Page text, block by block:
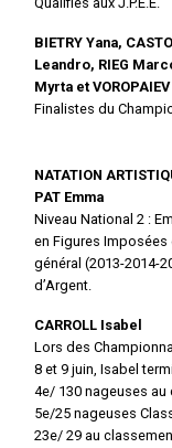
BIETRY Yana,
Leandro, RIEG
Myrta et
Finalistes du
NATATION
PAT Emma
Niveau National 2 :
en Figures
général (2013-2014-
d’Argent.
CARROLL Isabel
Lors des
8 et 9 juin, Isabel
4e/ 130 nageuses au
5e/25 nageuses
23e/ 29 au